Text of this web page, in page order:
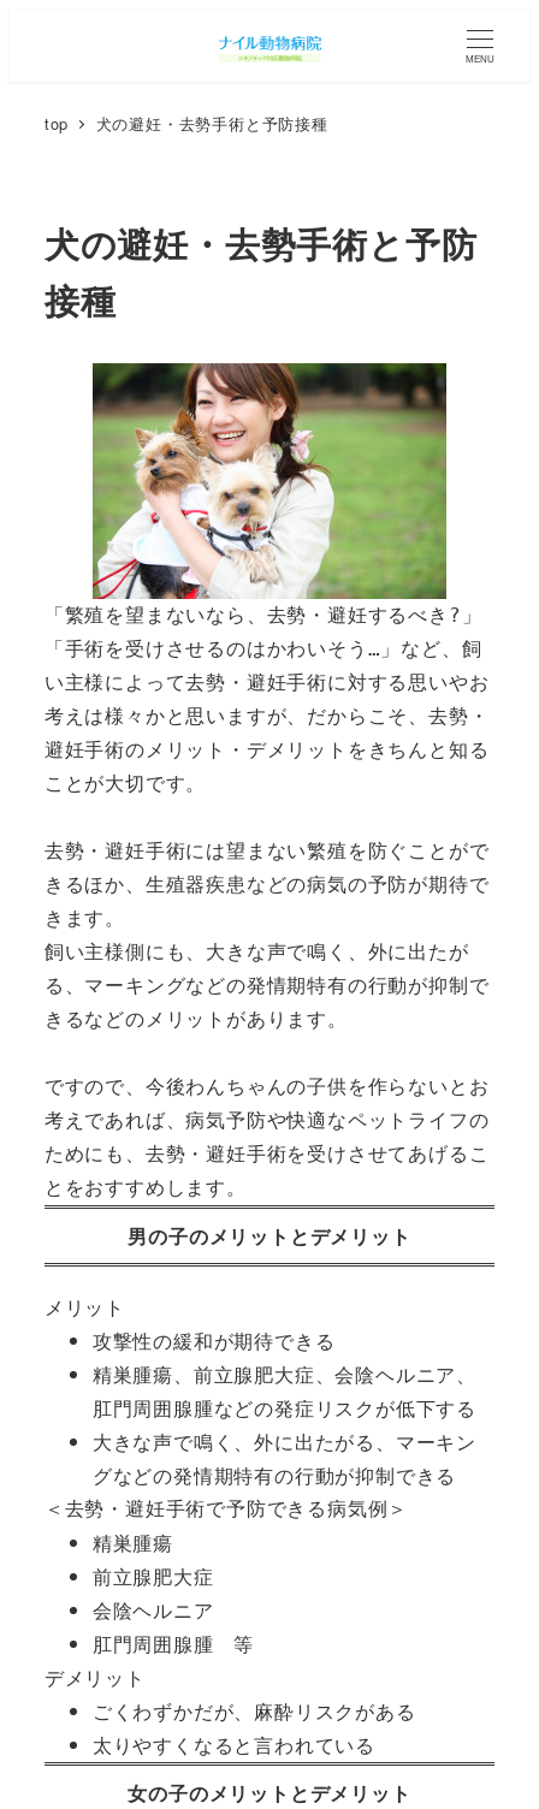
MENU
top 犬の避妊・去勢手術と予防接種
犬の避妊・去勢手術と予防
接種
「繁殖を望まないなら、去勢・避妊するべき?」
「手術を受けさせるのはかわいそう…」など、飼
い主様によって去勢・避妊手術に対する思いやお
考えは様々かと思いますが、だからこそ、去勢・
避妊手術のメリット・デメリットをきちんと知る
ことが大切です。
去勢・避妊手術には望まない繁殖を防ぐことがで
きるほか、生殖器疾患などの病気の予防が期待で
きます。
飼い主様側にも、大きな声で鳴く、外に出たが
る、マーキングなどの発情期特有の行動が抑制で
きるなどのメリットがあります。
ですので、今後わんちゃんの子供を作らないとお
考えであれば、病気予防や快適なペットライフの
ためにも、去勢・避妊手術を受けさせてあげるこ
とをおすすめします。
男の子のメリットとデメリット
メリット
攻撃性の緩和が期待できる
精巣腫瘍、前立腺肥大症、会陰ヘルニア、
肛門周囲腺腫などの発症リスクが低下する
大きな声で鳴く、外に出たがる、マーキン
グなどの発情期特有の行動が抑制できる
＜去勢・避妊手術で予防できる病気例＞
精巣腫瘍
前立腺肥大症
会陰ヘルニア
肛門周囲腺腫 等
デメリット
ごくわずかだが、麻酔リスクがある
太りやすくなると言われている
女の子のメリットとデメリット